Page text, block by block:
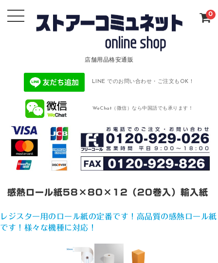
店舗用品格安通販
LINE でのお問い合わせ・ご注文もOK！
WeChat（微信）なら中国語でも承ります！
0
感熱ロール紙58×80×12（20巻入）輸入紙
レジスター用のロール紙の定番です！高品質の感熱ロール紙
です！様々な機種に対応！